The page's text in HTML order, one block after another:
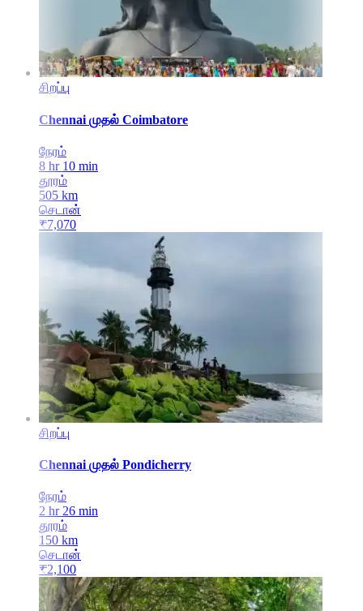
சிறப்பு
Chennai முதல் Coimbatore
நேரம்
8 hr 10 min
தூரம்
505 km
செடான்
₹7,070
சிறப்பு
Chennai முதல் Pondicherry
நேரம்
2 hr 26 min
தூரம்
150 km
செடான்
₹2,100